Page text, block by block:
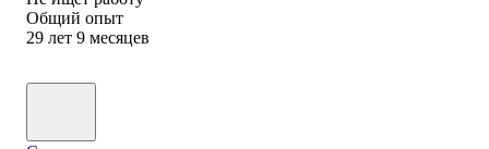
Общий опыт
29 лет 9 месяцев